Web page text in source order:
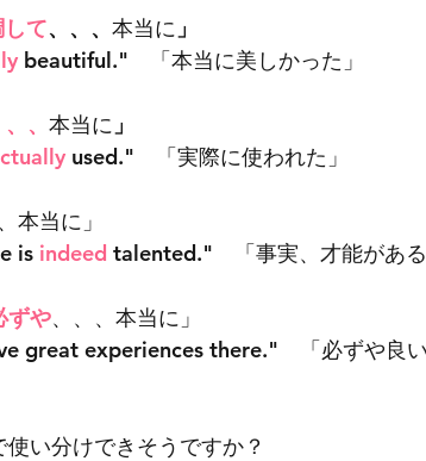
て、、、 本当に 」
beautiful." 「本当に美しかった」
、 本当に 」
used." 「実際に使われた」
本当に」
is indeed talented."　「事実、才能がある
ずや、、、本当に」
great experiences there."　「必ずや良い
い分けできそうですか？